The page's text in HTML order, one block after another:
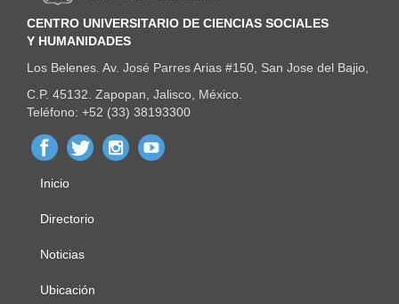
CENTRO UNIVERSITARIO DE CIENCIAS SOCIALES
Y HUMANIDADES
Los Belenes. Av. José Parres Arias #150, San Jose del Bajio,
C.P. 45132. Zapopan, Jalisco, México.
Teléfono: +52 (33) 38193300
Menú
principal
Inicio
Directorio
Noticias
Ubicación